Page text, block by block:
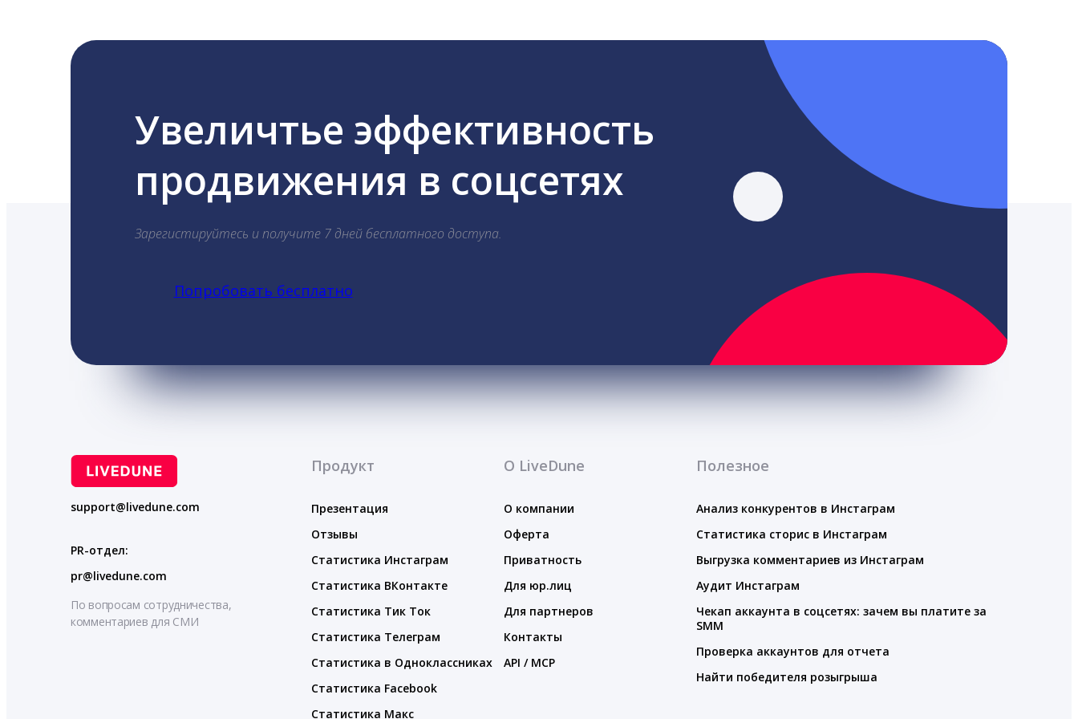
Увеличтье эффективность
продвижения в соцсетях
Зарегистируйтесь и получите 7 дней бесплатного доступа.
Попробовать бесплатно
support@livedune.com
PR-отдел:
pr@livedune.com
По вопросам сотрудничества,
комментариев для СМИ
Продукт
Презентация
Отзывы
Статистика Инстаграм
Статистика ВКонтакте
Статистика Тик Ток
Статистика Телеграм
Статистика в Одноклассниках
Статистика Facebook
Статистика Макс
О LiveDune
О компании
Оферта
Приватность
Для юр.лиц
Для партнеров
Контакты
API / MCP
Полезное
Анализ конкурентов в Инстаграм
Статистика сторис в Инстаграм
Выгрузка комментариев из Инстаграм
Аудит Инстаграм
Чекап аккаунта в соцсетях: зачем вы платите за
SMM
Проверка аккаунтов для отчета
Найти победителя розыгрыша